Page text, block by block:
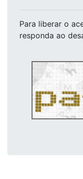
Para liberar o
responda ao